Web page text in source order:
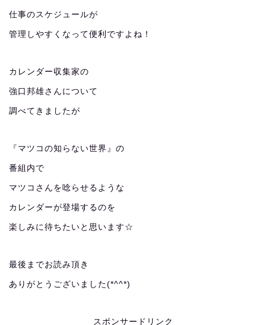
仕事のスケジュールが
管理しやすくなって便利ですよね！
カレンダー収集家の
強口邦雄さんについて
調べてきましたが
『マツコの知らない世界』の
番組内で
マツコさんを唸らせるような
カレンダーが登場するのを
楽しみに待ちたいと思います☆
最後までお読み頂き
ありがとうございました(*^^*)
スポンサードリンク